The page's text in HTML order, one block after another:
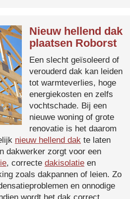
Nieuw hellend dak
plaatsen Roborst
Een slecht geïsoleerd of
verouderd dak kan leiden
tot warmteverlies, hoge
energiekosten en zelfs
vochtschade. Bij een
nieuwe woning of grote
renovatie is het daarom
nieuw hellend dak te laten
dakwerker zorgt voor een
, correcte dakisolatie en
zoals dakpannen of leien. Zo
en onnodige
wordt het dak correct